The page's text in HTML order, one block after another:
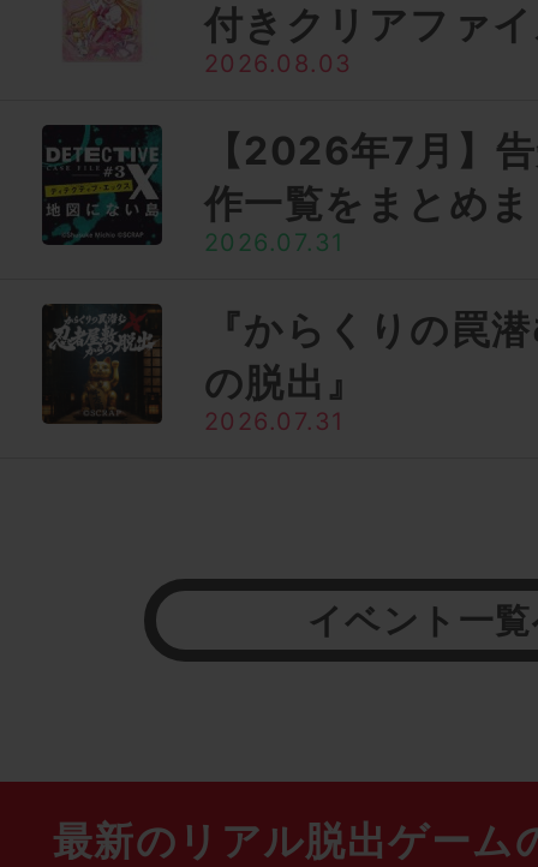
付きクリアファ
2026.08.03
【2026年7月】
作一覧をまとめ
2026.07.31
『からくりの罠
の脱出』
2026.07.31
イベント一
最新のリアル脱出ゲーム